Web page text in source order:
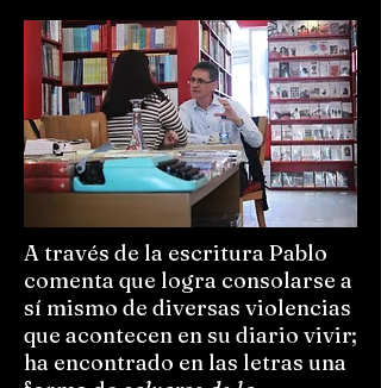
A través de la escritura Pablo
comenta que logra consolarse a
sí mismo de diversas violencias
que acontecen en su diario vivir;
ha encontrado en las letras una